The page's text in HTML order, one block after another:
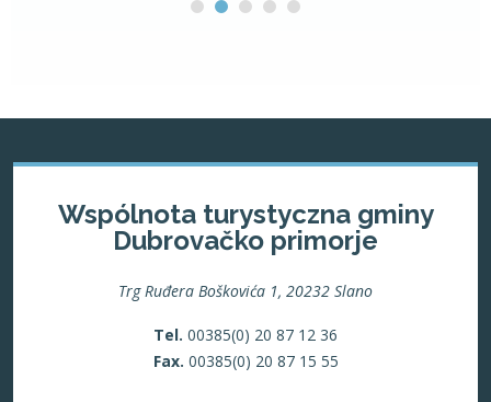
Wspólnota turystyczna gminy
Dubrovačko primorje
Trg Ruđera Boškovića 1, 20232 Slano
Tel. 00385(0) 20 87 12 36
Fax. 00385(0) 20 87 15 55